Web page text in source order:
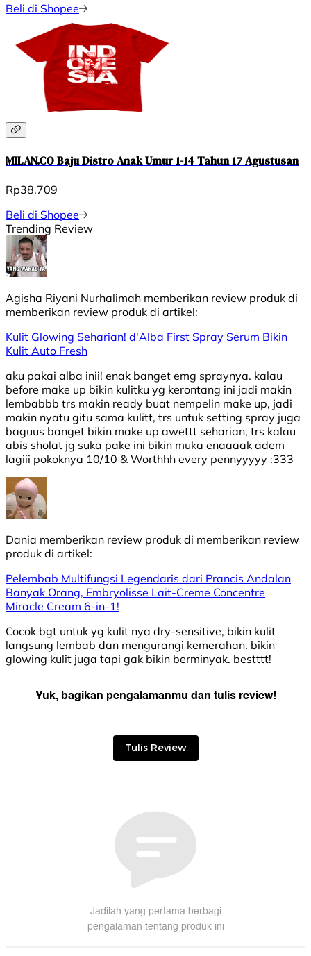
Beli di Shopee
MILAN.CO Baju Distro Anak Umur 1-14 Tahun 17 Agustusan
Rp38.709
Beli di Shopee
Trending Review
Agisha Riyani Nurhalimah memberikan review produk di
memberikan review produk di artikel:
Kulit Glowing Seharian! d'Alba First Spray Serum Bikin
Kulit Auto Fresh
aku pakai alba inii! enak banget emg spraynya. kalau
before make up bikin kulitku yg kerontang ini jadi makin
lembabbb trs makin ready buat nempelin make up, jadi
makin nyatu gitu sama kulitt, trs untuk setting spray juga
baguus banget bikin make up awettt seharian, trs kalau
abis sholat jg suka pake ini bikin muka enaaaak adem
lagiii pokoknya 10/10 & Worthhh every pennyyyyy :333
Dania memberikan review produk di memberikan review
produk di artikel:
Pelembab Multifungsi Legendaris dari Prancis Andalan
Banyak Orang, Embryolisse Lait-Creme Concentre
Miracle Cream 6-in-1!
Cocok bgt untuk yg kulit nya dry-sensitive, bikin kulit
langsung lembab dan mengurangi kemerahan. bikin
glowing kulit juga tapi gak bikin berminyak. bestttt!